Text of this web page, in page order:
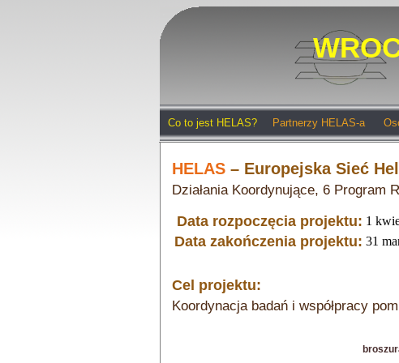
Co to jest HELAS? Partnerzy HELAS-a
HELAS – Europejska Sieć
Działania Koordynujące, 6 Program
Data rozpoczęcia projektu: 1
Data zakończenia projektu: 31
Cel projektu:
Koordynacja badań i współpracy